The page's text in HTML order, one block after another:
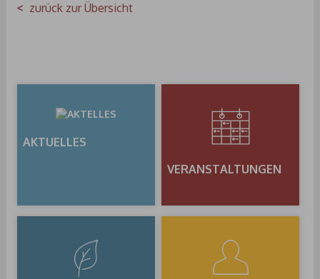
zurück zur Übersicht
AKTUELLES
VERANSTALTUNGEN